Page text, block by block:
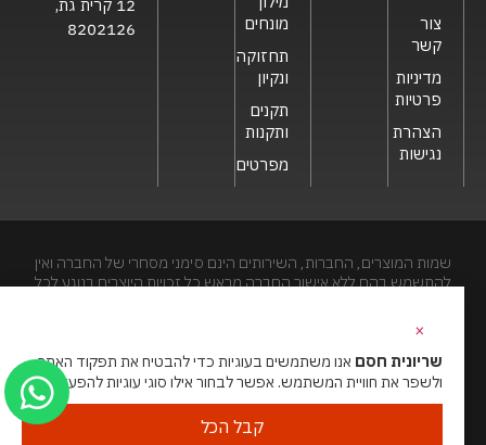
צור
קשר
מדיניות
פרטיות
הצהרת
נגישות
מונחים
תחזוקה
ונקיון
תקנים
ותקנות
מפרטים
12 קרית גת,
8202126
שמות המוצרים, החברות, השירותים הינם סימני מסחרי של החברה ואין
להתשמש בהם ללא אישור החברה מראש.כל זכויות היוצרים בנוגע לכל
האתר מנוהל ע”י גאו מדיהסוכנות דיגיטל
×
שריונית חסם אנו משתמשים בעוגיות כדי להבטיח את תפקוד האתר
ולשפר את חוויית המשתמש. אפשר לבחור אילו סוגי עוגיות להפעיל.
קבל הכל